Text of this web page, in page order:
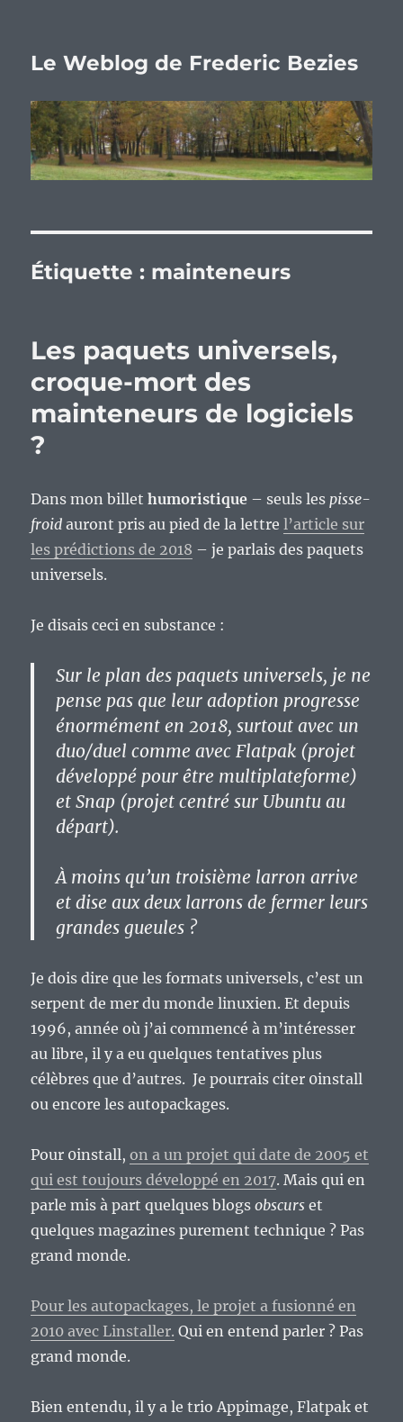
Le Weblog de Frederic Bezies
Étiquette : mainteneurs
Les paquets universels,
croque-mort des
mainteneurs de logiciels
?
Dans mon billethumoristique – seuls lespisse-
froid auront pris au pied de la lettrel’article sur
les prédictions de 2018 – je parlais des paquets
universels.
Je disais ceci en substance :
Sur le plan des paquets universels, je ne
pense pas que leur adoption progresse
énormément en 2018, surtout avec un
duo/duel comme avec Flatpak (projet
développé pour être multiplateforme)
et Snap (projet centré sur Ubuntu au
départ).
À moins qu’un troisième larron arrive
et dise aux deux larrons de fermer leurs
grandes gueules ?
Je dois dire que les formats universels, c’est un
serpent de mer du monde linuxien. Et depuis
1996, année où j’ai commencé à m’intéresser
au libre, il y a eu quelques tentatives plus
célèbres que d’autres. Je pourrais citer 0install
ou encore les autopackages.
Pour 0install,on a un projet qui date de 2005 et
qui est toujours développé en 2017. Mais qui en
parle mis à part quelques blogsobscurs et
quelques magazines purement technique ? Pas
grand monde.
Pour les autopackages, le projet a fusionné en
2010 avec Linstaller. Qui en entend parler ? Pas
grand monde.
Bien entendu, il y a le trio Appimage, Flatpak et